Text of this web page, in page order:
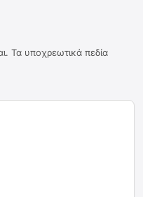
Τα υποχρεωτικά πεδία